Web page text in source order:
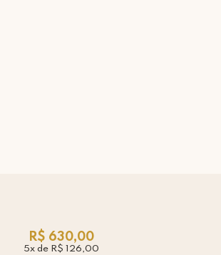
R$ 630,00
5x de R$ 126,00